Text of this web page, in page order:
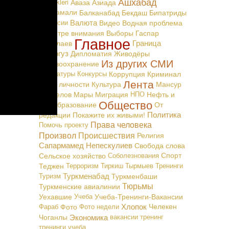
Байрамали Балканабад Бекдаш Бипатриды
Вакансии Валюта Видео Водная проблема
В центре внимания Выборы Гаспар
Маталаев Главное Граница
Дашогуз Дипломатия Живодёры
Здравоохранение Из других СМИ
Карикатуры Конкурсы Коррупция Криминал
Культ личности Культура Лента Мансур
Мингелов Мары Миграция НПО Нефть и
Образование Общество От
редакции Покажите их живыми! Политика
Помочь проекту Права человека
Произвол Происшествия Религия
Сапармамед Непескулиев Свобода слова
Сельское хозяйство Соболезнования Спорт
Теджен Терроризм Тиркиш Тырмыев Тренинги
Туризм Туркменабад Туркменбаши
Туркменские авиалинии Тюрьмы
Уехавшие Учеба Учеба-Тренинги-Вакансии
Фараб Фото Фото недели Хлопок Челекен
Чоганлы Экономика вакансии тренинг
тренинги учеба